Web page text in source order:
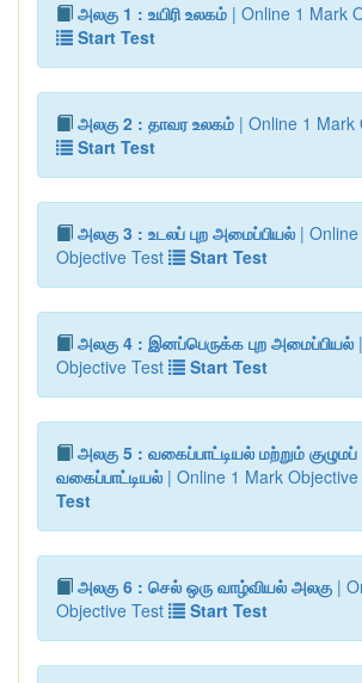
அலகு 1 : உயிரி உலகம் | Online 1 Mark
Start Test
அலகு 2 : தாவர உலகம் | Online 1 Mark
Start Test
அலகு 3 : உடலப் புற அமைப்பியல் |
Objective Test
Start Test
அலகு 4 : இனப்பெருக்க புற அமைப்பியல்
Objective Test
Start Test
அலகு 5 : வகைப்பாட்டியல் மற்றும்
வகைப்பாட்டியல் | Online 1 Mark
Test
அலகு 6 : செல் ஒரு வாழ்வியல் அலகு |
Objective Test
Start Test